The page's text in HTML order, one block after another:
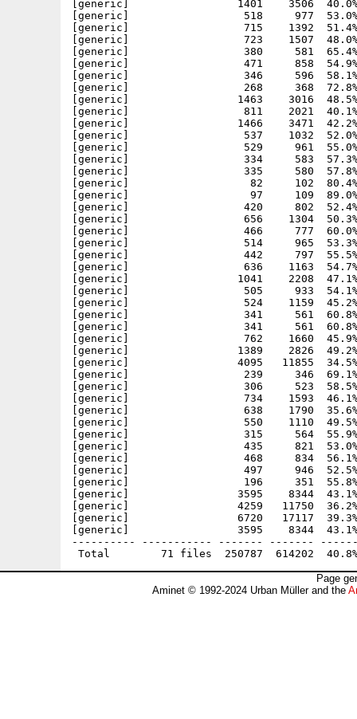
[generic]                 1401    3506  40.0% -
[generic]                  518     977  53.0% -
[generic]                  715    1392  51.4% -
[generic]                  723    1507  48.0% -
[generic]                  380     581  65.4% -
[generic]                  471     858  54.9% -
[generic]                  346     596  58.1% -
[generic]                  268     368  72.8% -
[generic]                 1463    3016  48.5% -
[generic]                  811    2021  40.1% -
[generic]                 1466    3471  42.2% -
[generic]                  537    1032  52.0% -
[generic]                  529     961  55.0% -
[generic]                  334     583  57.3% -
[generic]                  335     580  57.8% -
[generic]                   82     102  80.4% -
[generic]                   97     109  89.0% -
[generic]                  420     802  52.4% -
[generic]                  656    1304  50.3% -
[generic]                  466     777  60.0% -
[generic]                  514     965  53.3% -
[generic]                  442     797  55.5% -
[generic]                  636    1163  54.7% -
[generic]                 1041    2208  47.1% -
[generic]                  505     933  54.1% -
[generic]                  524    1159  45.2% -
[generic]                  341     561  60.8% -
[generic]                  341     561  60.8% -
[generic]                  762    1660  45.9% -
[generic]                 1389    2826  49.2% -
[generic]                 4095   11855  34.5% -
[generic]                  239     346  69.1% -
[generic]                  306     523  58.5% -
[generic]                  734    1593  46.1% -
[generic]                  638    1790  35.6% -
[generic]                  550    1110  49.5% -
[generic]                  315     564  55.9% -
[generic]                  435     821  53.0% -
[generic]                  468     834  56.1% -
[generic]                  497     946  52.5% -
[generic]                  196     351  55.8% -
[generic]                 3595    8344  43.1% -
[generic]                 4259   11750  36.2% -
[generic]                 6720   17117  39.3%
[generic]                 3595    8344  43.1% -
---------- ----------- ------- -------
Page
Aminet © 1992-2024 Urban Müller and the